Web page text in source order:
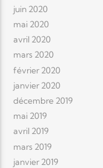
juin 2020
mai 2020
avril 2020
mars 2020
février 2020
janvier 2020
décembre 2019
mai 2019
avril 2019
mars 2019
janvier 2019